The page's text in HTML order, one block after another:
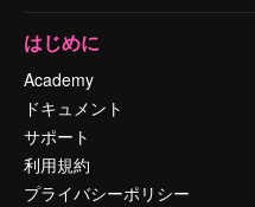
はじめに
Academy
ドキュメント
サポート
利用規約
プライバシーポリシー